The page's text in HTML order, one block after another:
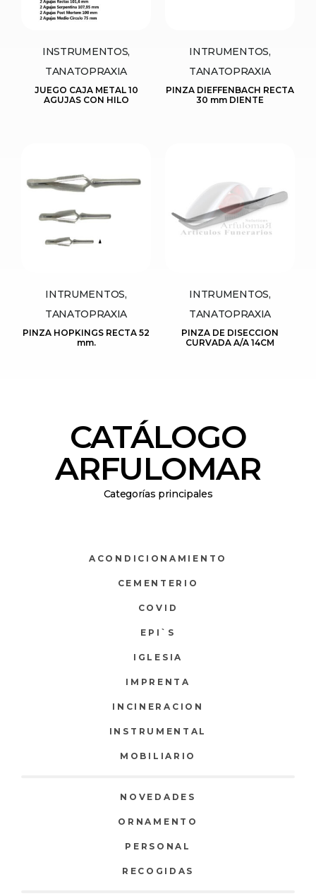
INSTRUMENTOS,
TANATOPRAXIA
JUEGO CAJA METAL 10
AGUJAS CON HILO
INTRUMENTOS,
TANATOPRAXIA
PINZA DIEFFENBACH RECTA
30 mm DIENTE
INTRUMENTOS,
TANATOPRAXIA
PINZA HOPKINGS RECTA 52
mm.
INTRUMENTOS,
TANATOPRAXIA
PINZA DE DISECCION
CURVADA A/A 14CM
CATÁLOGO
ARFULOMAR
Categorías principales
ACONDICIONAMIENTO
CEMENTERIO
COVID
EPI`S
IGLESIA
IMPRENTA
INCINERACION
INSTRUMENTAL
MOBILIARIO
NOVEDADES
ORNAMENTO
PERSONAL
RECOGIDAS